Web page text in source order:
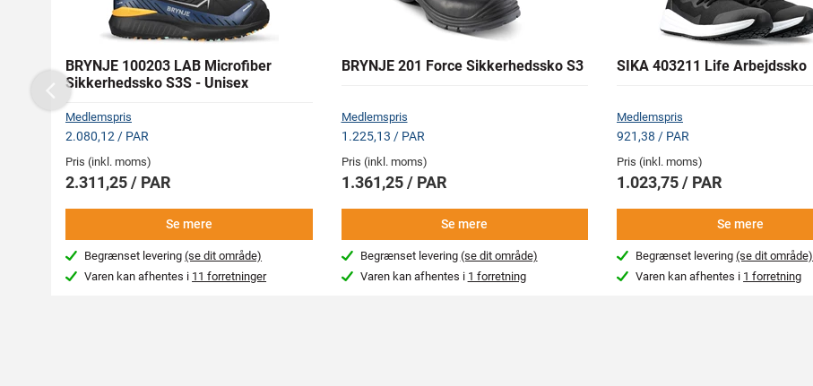
BRYNJE 100203 LAB Microfiber
Sikkerhedssko S3S - Unisex
Medlemspris
2.080,12 / PAR
Pris (inkl. moms)
2.311,25 / PAR
Se mere
Begrænset levering(se dit område)
Varen kan afhentes i 11 forretninger
BRYNJE 201 Force Sikkerhedssko S3
Medlemspris
1.225,13 / PAR
Pris (inkl. moms)
1.361,25 / PAR
Se mere
Begrænset levering (se dit område)
Varen kan afhentes i 1 forretning
SIKA 403211 Life Arbejdssko
Medlemspris
921,38 / PAR
Pris (inkl. moms)
1.023,75 / PAR
Se mere
Begrænset levering(se dit område)
Varen kan afhentes i 1 forretning
Previous